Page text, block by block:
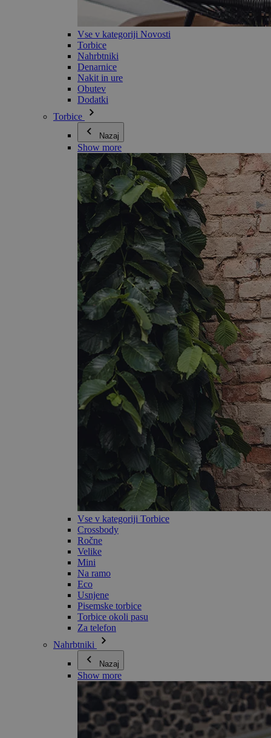
Vse v kategoriji Novosti
Torbice
Nahrbtniki
Denarnice
Nakit in ure
Obutev
Dodatki
Torbice
Nazaj
Show more
Vse v kategoriji Torbice
Crossbody
Ročne
Velike
Mini
Na ramo
Eco
Usnjene
Pisemske torbice
Torbice okoli pasu
Za telefon
Nahrbtniki
Nazaj
Show more